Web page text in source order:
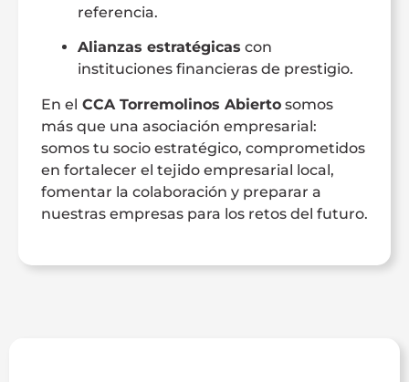
referencia.
Alianzas estratégicas con
instituciones financieras de prestigio.
En el CCA Torremolinos Abierto somos
más que una asociación empresarial:
somos tu socio estratégico, comprometidos
en fortalecer el tejido empresarial local,
fomentar la colaboración y preparar a
nuestras empresas para los retos del futuro.